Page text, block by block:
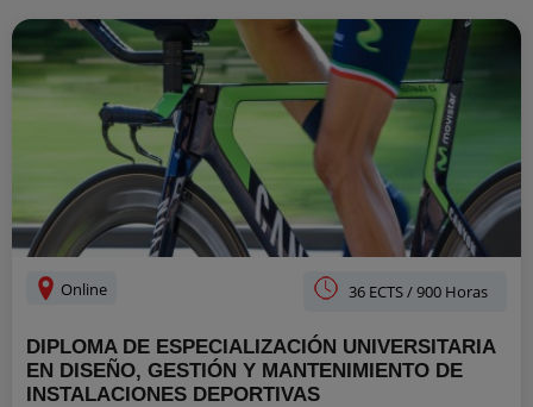
Online 36 ECTS / 900 Horas
DIPLOMA DE ESPECIALIZACIÓN UNIVERSITARIA
EN DISEÑO, GESTIÓN Y MANTENIMIENTO DE
INSTALACIONES DEPORTIVAS